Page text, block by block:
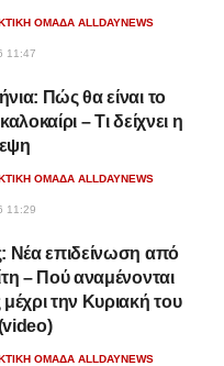
ΟΜΆΔΑ ALLDAYNEWS
11:47
Πώς θα είναι το
– Τι δείχνει η
ΟΜΆΔΑ ALLDAYNEWS
11:29
Νέα επιδείνωση από
– Πού αναμένονται
μέχρι την Κυριακή του
ΟΜΆΔΑ ALLDAYNEWS